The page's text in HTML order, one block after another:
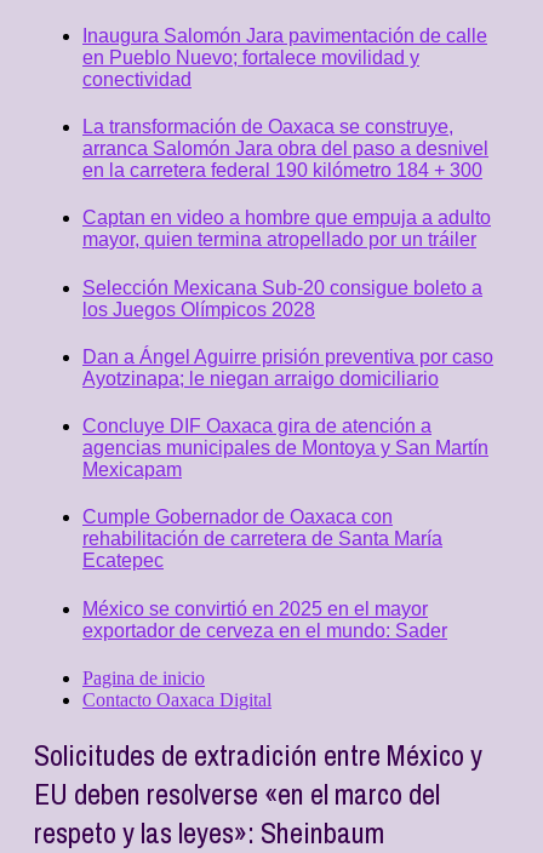
Inaugura Salomón Jara pavimentación de calle
en Pueblo Nuevo; fortalece movilidad y
conectividad
La transformación de Oaxaca se construye,
arranca Salomón Jara obra del paso a desnivel
en la carretera federal 190 kilómetro 184 + 300
Captan en video a hombre que empuja a adulto
mayor, quien termina atropellado por un tráiler
Selección Mexicana Sub-20 consigue boleto a
los Juegos Olímpicos 2028
Dan a Ángel Aguirre prisión preventiva por caso
Ayotzinapa; le niegan arraigo domiciliario
Concluye DIF Oaxaca gira de atención a
agencias municipales de Montoya y San Martín
Mexicapam
Cumple Gobernador de Oaxaca con
rehabilitación de carretera de Santa María
Ecatepec
México se convirtió en 2025 en el mayor
exportador de cerveza en el mundo: Sader
Pagina de inicio
Contacto Oaxaca Digital
Solicitudes de extradición entre México y
EU deben resolverse «en el marco del
respeto y las leyes»: Sheinbaum